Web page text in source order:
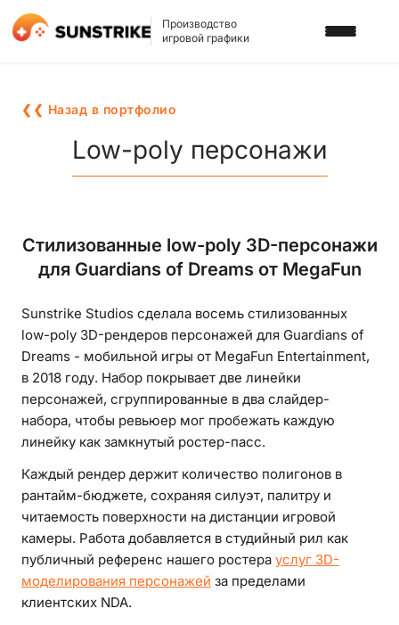
Производство
игровой графики
3D АРТ ДЛЯ ИГР
2D АРТ ДЛЯ ИГР
3D ПЕРСОНАЖИ
2D ПЕРСОНАЖИ
ИГРОВАЯ РЕКЛАМА
ФОНЫ И ЛОКАЦИИ
ИГРОВОЙ АРТ С ИИ
ПОРТФОЛИО
КАРЬЕРА
НАПИСАТЬ НАМ
❮❮ Назад в портфолио
Low-poly персонажи
Стилизованные low-poly 3D-персонажи
для Guardians of Dreams от MegaFun
Sunstrike Studios сделала восемь стилизованных
low-poly 3D-рендеров персонажей для Guardians of
Dreams - мобильной игры от MegaFun Entertainment,
в 2018 году. Набор покрывает две линейки
персонажей, сгруппированные в два слайдер-
набора, чтобы ревьюер мог пробежать каждую
линейку как замкнутый ростер-пасс.
Каждый рендер держит количество полигонов в
рантайм-бюджете, сохраняя силуэт, палитру и
читаемость поверхности на дистанции игровой
камеры. Работа добавляется в студийный рил как
публичный референс нашего ростера услуг 3D-
моделирования персонажей за пределами
клиентских NDA.